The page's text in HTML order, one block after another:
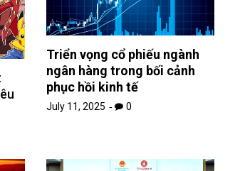
Triển vọng cổ phiếu ngành
ngân hàng trong bối cảnh
phục hồi kinh tế
July 11, 2025 0